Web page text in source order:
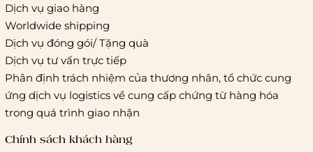
Giao hàng tiêu chuẩn:
Hồ Chí Minh:
Áp dụng theo bảng giá cước của ĐVVC
Vietelpost/ Giaohangtietkiem và 1 số đối tác vận chuyển
Hà Nội và các tỉnh thành khác:
Áp dụng theo bảng giá
cước của ĐVVC Vietelpost/ Giaohangtietkiem... và 1 số đối
tác vận chuyển khác
Dịch vụ giao hàng
Worldwide shipping
Dịch vụ đóng gói/ Tặng quà
Dịch vụ tư vấn trực tiếp
Phân định trách nhiệm của thương nhân, tổ chức cung
ứng dịch vụ logistics về cung cấp chứng từ hàng hóa
trong quá trình giao nhận
Chính sách khách hàng